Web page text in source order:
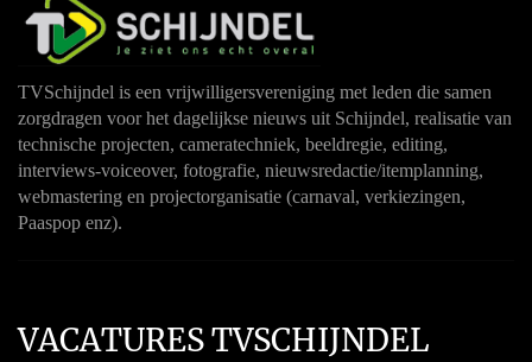
TVSchijndel is een vrijwilligersvereniging met leden die samen
zorgdragen voor het dagelijkse nieuws uit Schijndel, realisatie van
technische projecten, cameratechniek, beeldregie, editing,
interviews-voiceover, fotografie, nieuwsredactie/itemplanning,
webmastering en projectorganisatie (carnaval, verkiezingen,
Paaspop enz).
VACATURES TVSCHIJNDEL